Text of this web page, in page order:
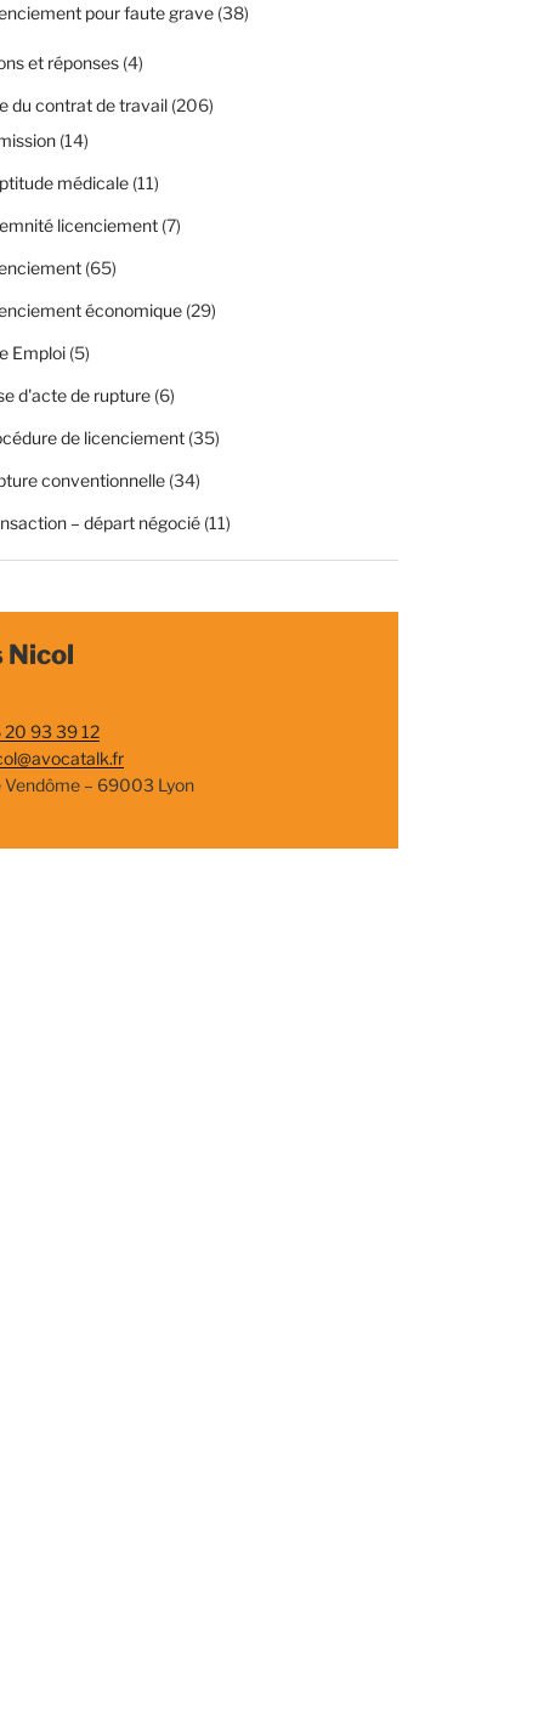
pour faute grave(38)
et réponses(4)
du contrat de travail(206)
(14)
médicale(11)
licenciement(7)
(65)
économique(29)
Emploi(5)
d'acte de rupture(6)
de licenciement(35)
conventionnelle(34)
– départ négocié(11)
Nicol
93 39 12
Vendôme – 69003 Lyon